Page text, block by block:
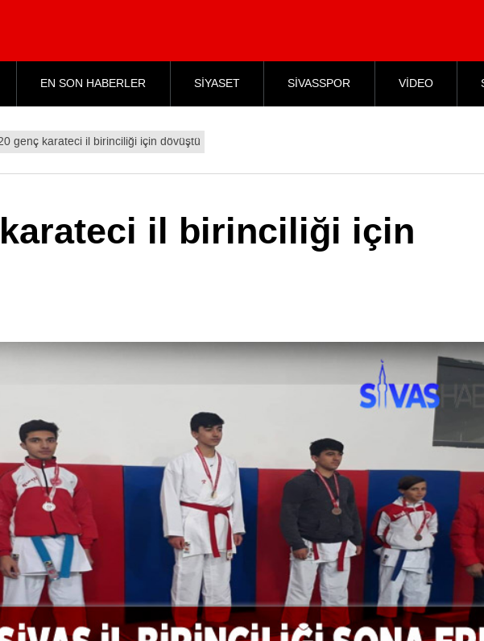
EN SON HABERLER SİYASET SİVASSPOR VİDEO
genç karateci il birinciliği için dövüştü
il birinciliği için